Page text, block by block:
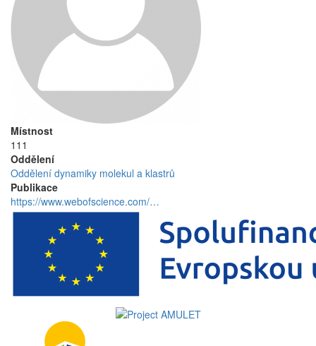
Místnost
111
Oddělení
Oddělení dynamiky molekul a klastrů
Publikace
https://www.webofscience.com/…